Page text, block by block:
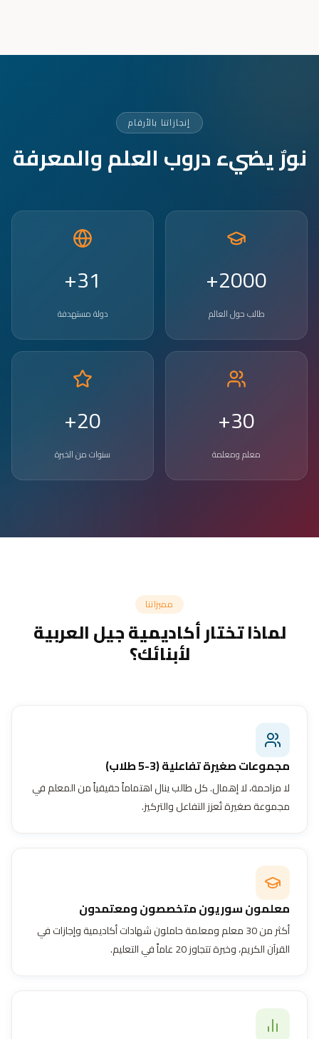
إنجازاتنا بالأرقام
نورٌ يضيء دروب العلم والمعرفة
2000+
طالب حول العالم
31+
دولة مستهدفة
30+
معلم ومعلمة
20+
سنوات من الخبرة
مميزاتنا
لماذا تختار أكاديمية جيل العربية
لأبنائك؟
مجموعات صغيرة تفاعلية (3-5 طلاب)
لا مزاحمة، لا إهمال. كل طالب ينال اهتماماً حقيقياً من المعلم في
مجموعة صغيرة تُعزز التفاعل والتركيز.
معلمون سوريون متخصصون ومعتمدون
أكثر من 30 معلم ومعلمة حاملون شهادات أكاديمية وإجازات في
القرآن الكريم، وخبرة تتجاوز 20 عاماً في التعليم.